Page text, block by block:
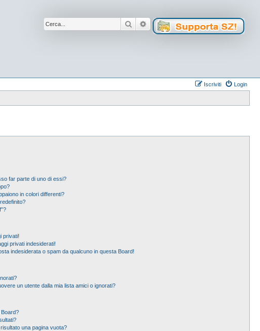
Cerca Ricerca avanzata
Login
Iscriviti
far parte di uno di essi?
in colori differenti?
privati!
privati indesiderati!
indesiderata o spam da qualcuno in questa Board!
un utente dalla mia lista amici o ignorati?
una pagina vuota?